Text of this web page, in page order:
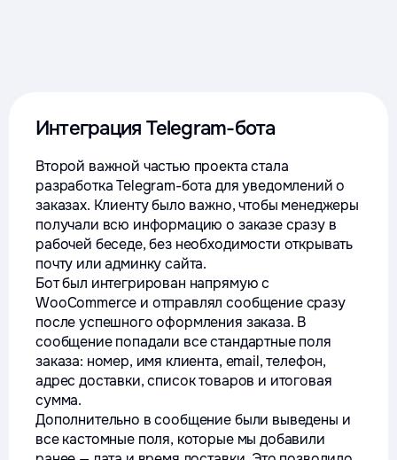
Интеграция Telegram-бота
Второй важной частью проекта стала
разработка Telegram-бота для уведомлений о
заказах. Клиенту было важно, чтобы менеджеры
получали всю информацию о заказе сразу в
рабочей беседе, без необходимости открывать
почту или админку сайта.
Бот был интегрирован напрямую с
WooCommerce и отправлял сообщение сразу
после успешного оформления заказа. В
сообщение попадали все стандартные поля
заказа: номер, имя клиента, email, телефон,
адрес доставки, список товаров и итоговая
сумма.
Дополнительно в сообщение были выведены и
все кастомные поля, которые мы добавили